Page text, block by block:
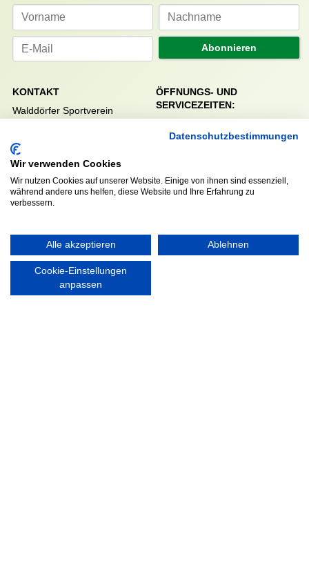
Abonnieren
KONTAKT
Walddörfer Sportverein
Tel. 040 / 64 50 62 - 0
info@walddoerfer-sv.de
ÖFFNUNGS- UND
SERVICEZEITEN:
Sa. & So. 9:00 – 19:00 Uhr
Datenschutzbestimmungen
Wir verwenden Cookies
Wir nutzen Cookies auf unserer Website. Einige von ihnen sind essenziell,
während andere uns helfen, diese Website und Ihre Erfahrung zu
verbessern.
Alle akzeptieren Ablehnen
Cookie-Einstellungen
anpassen